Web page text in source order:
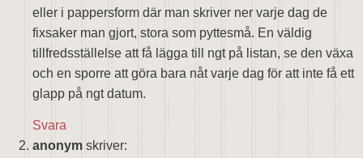
eller i pappersform där man skriver ner varje dag de
fixsaker man gjort, stora som pyttesmå. En väldig
tillfredsställelse att få lägga till ngt på listan, se den växa
och en sporre att göra bara nåt varje dag för att inte få ett
glapp på ngt datum.
Svara
anonym skriver: